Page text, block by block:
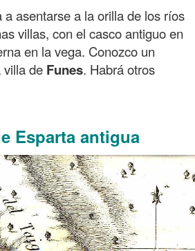
a la orilla de los ríos
villas, con el casco antiguo en
en la vega. Conozco un
villa de Funes. Habrá otros
Esparta antigua